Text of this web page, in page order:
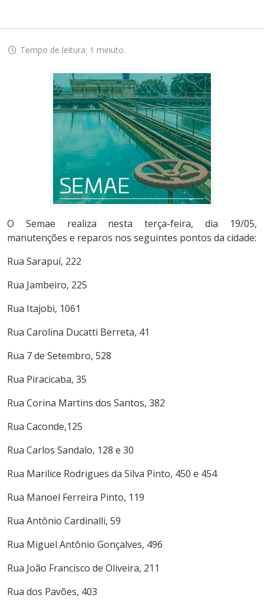
Tempo de leitura: 1 minuto.
O Semae realiza nesta terça-feira, dia 19/05,
manutenções e reparos nos seguintes pontos da cidade:
Rua Sarapuí, 222
Rua Jambeiro, 225
Rua Itajobi, 1061
Rua Carolina Ducatti Berreta, 41
Rua 7 de Setembro, 528
Rua Piracicaba, 35
Rua Corina Martins dos Santos, 382
Rua Caconde,125
Rua Carlos Sandalo, 128 e 30
Rua Marilice Rodrigues da Silva Pinto, 450 e 454
Rua Manoel Ferreira Pinto, 119
Rua Antônio Cardinalli, 59
Rua Miguel Antônio Gonçalves, 496
Rua João Francisco de Oliveira, 211
Rua dos Pavões, 403